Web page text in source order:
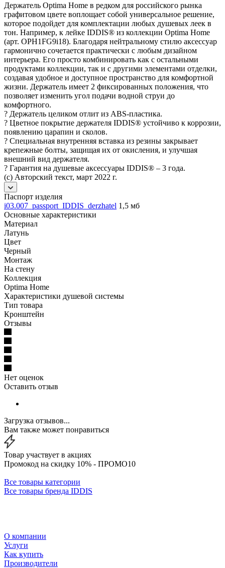
Держатель Optima Home в редком для российского рынка
графитовом цвете воплощает собой универсальное решение,
которое подойдет для комплектации любых душевых леек в
тон. Например, к лейке IDDIS® из коллекции Optima Home
(арт. OPH1FG9i18). Благодаря нейтральному стилю аксессуар
гармонично сочетается практически с любым дизайном
интерьера. Его просто комбинировать как с остальными
продуктами коллекции, так и с другими элементами отделки,
создавая удобное и доступное пространство для комфортной
жизни. Держатель имеет 2 фиксированных положения, что
позволяет изменить угол подачи водной струи до
комфортного.
? Держатель целиком отлит из ABS-пластика.
? Цветное покрытие держателя IDDIS® устойчиво к коррозии,
появлению царапин и сколов.
? Специальная внутренняя вставка из резины закрывает
крепежные болты, защищая их от окисления, и улучшая
внешний вид держателя.
? Гарантия на душевые аксессуары IDDIS® – 3 года.
(с) Авторский текст, март 2022 г.
Паспорт изделия
i03.007_passport_IDDIS_derzhatel 1,5 мб
Основные характеристики
Материал
Латунь
Цвет
Черный
Монтаж
На стену
Коллекция
Optima Home
Характеристики душевой системы
Тип товара
Кронштейн
Отзывы
Нет оценок
Оставить отзыв
Загрузка отзывов...
Вам также может понравиться
Товар участвует в акциях
Промокод на скидку 10% - ПРОМО10
Все товары категории
Все товары бренда IDDIS
О компании
Услуги
Как купить
Производители